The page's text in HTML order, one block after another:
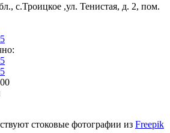
c.Троицкое ,ул. Тенистая, д. 2, пом.
стоковые фотографии из Freepik